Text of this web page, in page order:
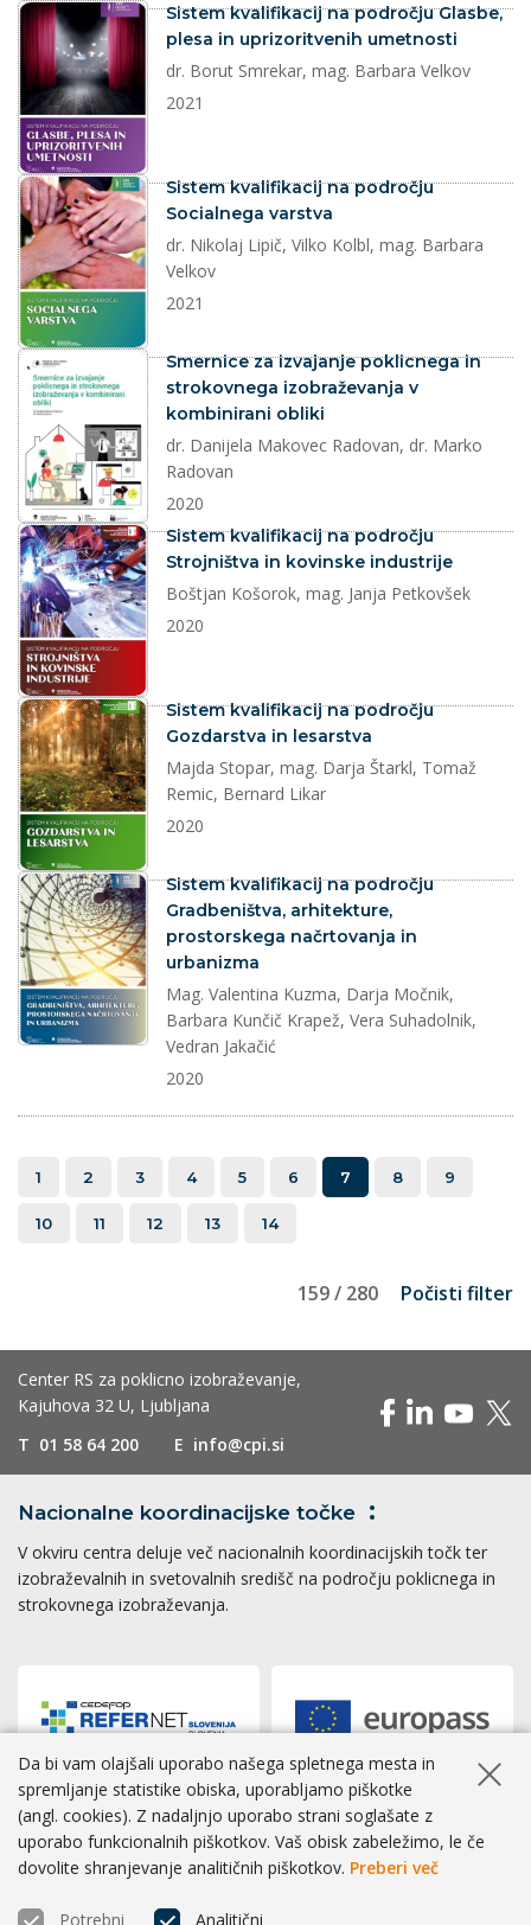
dokument
Sistem kvalifikacij na področju Glasbe,
plesa in uprizoritvenih umetnosti
dr. Borut Smrekar, mag. Barbara Velkov
2021
dokument
Sistem kvalifikacij na področju
Socialnega varstva
dr. Nikolaj Lipič, Vilko Kolbl, mag. Barbara
Velkov
2021
dokument
Smernice za izvajanje poklicnega in
strokovnega izobraževanja v
kombinirani obliki
dr. Danijela Makovec Radovan, dr. Marko
Radovan
2020
dokument
Sistem kvalifikacij na področju
Strojništva in kovinske industrije
Boštjan Košorok, mag. Janja Petkovšek
2020
dokument
Sistem kvalifikacij na področju
Gozdarstva in lesarstva
Majda Stopar, mag. Darja Štarkl, Tomaž
Remic, Bernard Likar
2020
dokument
Sistem kvalifikacij na področju
Gradbeništva, arhitekture,
prostorskega načrtovanja in
urbanizma
Mag. Valentina Kuzma, Darja Močnik,
Barbara Kunčič Krapež, Vera Suhadolnik,
Vedran Jakačić
2020
1 2 3 4 5 6 7 8 9
10 11 12 13 14
159 / 280 Počisti filter
Center RS za poklicno izobraževanje,
Kajuhova 32 U, Ljubljana
T 01 58 64 200 E info@cpi.si
Nacionalne koordinacijske točke
V okviru centra deluje več nacionalnih koordinacijskih točk ter
izobraževalnih in svetovalnih središč na področju poklicnega in
strokovnega izobraževanja.
Dostopnost|Zasebnost|Piškotki
Skrij
Da bi vam olajšali uporabo našega spletnega mesta in
spremljanje statistike obiska, uporabljamo piškotke
(angl. cookies). Z nadaljnjo uporabo strani soglašate z
uporabo funkcionalnih piškotkov. Vaš obisk zabeležimo, le če
dovolite shranjevanje analitičnih piškotkov. Preberi več
Potrebni Analitični